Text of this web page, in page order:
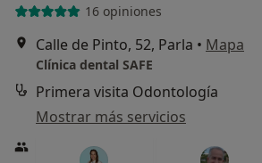
16 opiniones
Calle de Pinto, 52, Parla • Mapa
Clínica dental SAFE
Primera visita Odontología
Mostrar más servicios